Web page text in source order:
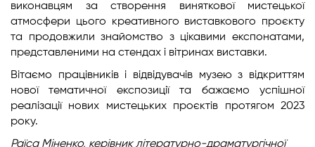
виконавцям за створення виняткової мистецької
атмосфери цього креативного виставкового проєкту
та продовжили знайомство з цікавими експонатами,
представленими на стендах і вітринах виставки.
Вітаємо працівників і відвідувачів музею з відкриттям
нової тематичної експозиції та бажаємо успішної
реалізації нових мистецьких проєктів протягом 2023
року.
Раїса Міненко, керівник літературно-драматургічної